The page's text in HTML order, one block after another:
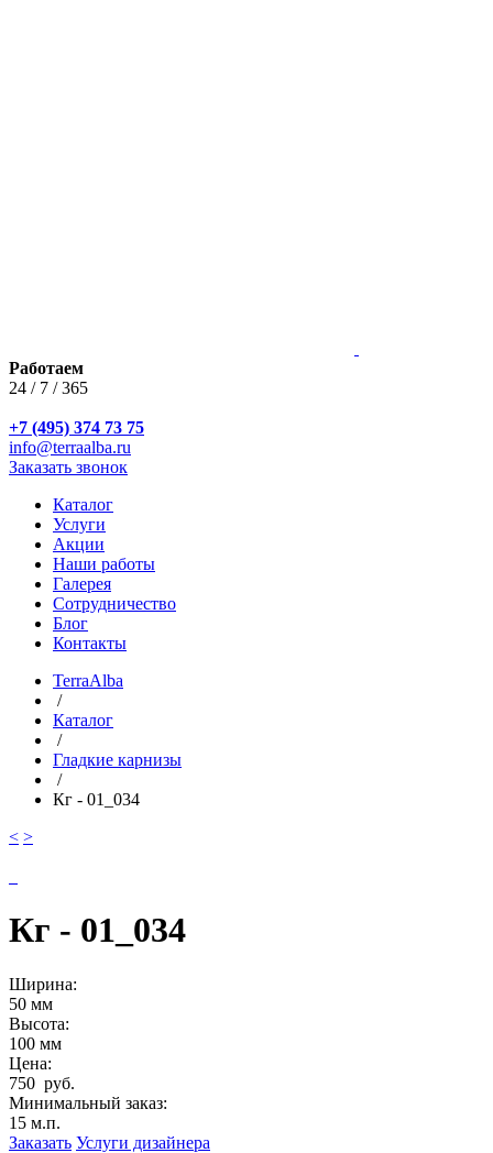
Работаем
24 / 7 / 365
+7 (495) 374 73 75
info@terraalba.ru
Заказать звонок
Каталог
Услуги
Акции
Наши работы
Галерея
Сотрудничество
Блог
Контакты
TerraAlba
/
Каталог
/
Гладкие карнизы
/
Кг - 01_034
< >
Кг - 01_034
Ширина:
50 мм
Высота:
100 мм
Цена:
750 руб.
Минимальный заказ:
15 м.п.
Заказать Услуги дизайнера